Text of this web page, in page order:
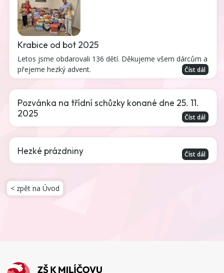
Krabice od bot 2025
Letos jsme obdarovali 136 dětí. Děkujeme všem dárcům a
přejeme hezký advent.
Číst dál
Pozvánka na třídní schůzky konané dne 25. 11.
2025
Číst dál
Hezké prázdniny Číst dál
< zpět na Úvod